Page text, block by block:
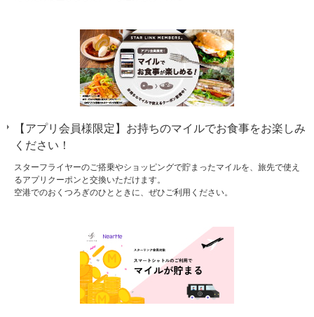
【アプリ会員様限定】お持ちのマイルでお食事をお楽しみ
ください！
スターフライヤーのご搭乗やショッピングで貯まったマイルを、旅先で使え
るアプリクーポンと交換いただけます。
空港でのおくつろぎのひとときに、ぜひご利用ください。